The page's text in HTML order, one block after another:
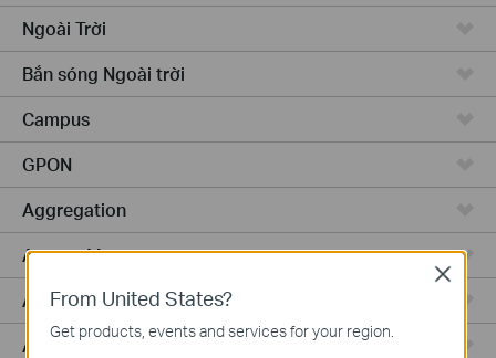
Ngoài Trời
Bắn sóng Ngoài trời
Campus
GPON
Aggregation
Access Max
Access Pro
Access
From United States?
Get products, events and services for your region.
Close